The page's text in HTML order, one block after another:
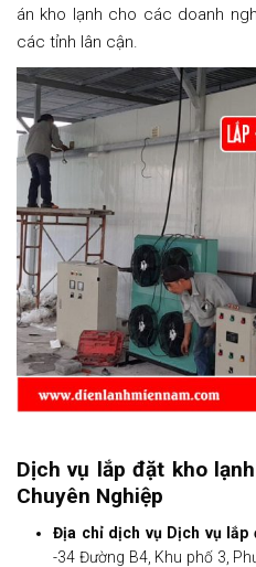
án kho lạnh cho các doanh
các tỉnh lân cận.
Dịch vụ lắp đặt kho
Chuyên Nghiệp
Địa chỉ dịch vụ Dịch vụ lắp
-34 Đường B4, Khu phố 3,